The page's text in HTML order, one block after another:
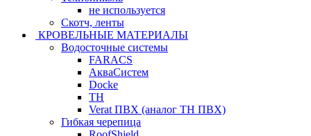
не используется
Скотч, ленты
КРОВЕЛЬНЫЕ МАТЕРИАЛЫ
Водосточные системы
FARACS
АкваСистем
Docke
ТН
Verat ПВХ (аналог ТН ПВХ)
Гибкая черепица